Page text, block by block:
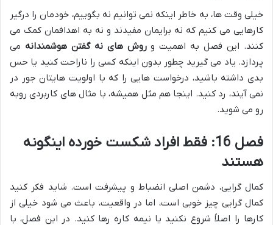
خیلی وقت ها، به خاطر اینکه نمی توانیم نه بگوییم، خودمان را درگیر
کارهایی می کنیم که نه برایمان مفیدند و نه به اهدافمان کمک می
کنند. این فصل به اهمیت وروش های نه گفتن هوشمندانه می
پردازد. یاد می گیرید چطور بدون اینکه کسی را ناراحت کنید یا حس
بدی داشته باشید، درخواست هایی را که با اولویت هایتان جور در
نمی آیند، رد کنید. اینجا هم مثل همیشه، با مثال های کاربردی روبه
رو می شوید.
فصل 16: فقط افراد شکست خورده اینگونه
هستند
کمال گرایی، دشمن اصلی انضباط و پیشرفت است. شاید فکر کنید
کمال گرایی چیز خوبی است، اما در واقعیت، باعث می شود خیلی از
کارها را اصلاً شروع نکنید یا نیمه کاره رها کنید. در این فصل، با